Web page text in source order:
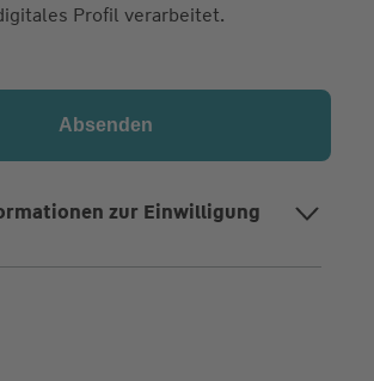
Profil verarbeitet.
zur Einwilligung